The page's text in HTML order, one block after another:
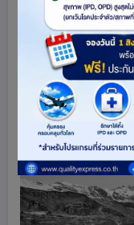
สวิตเซอร์แลนด์